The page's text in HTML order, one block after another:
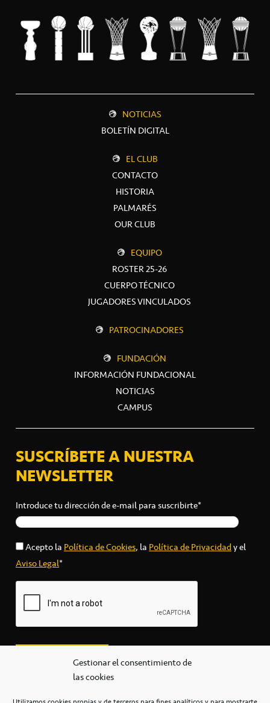
Gestionar el consentimiento de
las cookies
NOTICIAS
BOLETÍN DIGITAL
EL CLUB
CONTACTO
HISTORIA
PALMARÉS
OUR CLUB
EQUIPO
ROSTER 25-26
CUERPO TÉCNICO
JUGADORES VINCULADOS
PATROCINADORES
FUNDACIÓN
INFORMACIÓN FUNDACIONAL
NOTICIAS
CAMPUS
SUSCRÍBETE A NUESTRA
NEWSLETTER
Introduce tu dirección de e-mail para suscribirte*
Acepto laPolítica de Cookies, laPolítica de Privacidady el
Aviso Legal*